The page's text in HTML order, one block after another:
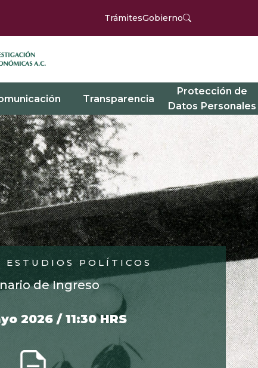
TrámitesGobierno
Transparencia
Protección de
Datos Personales
POLÍTICOS
de Ingreso
2026 / 11:30 HRS